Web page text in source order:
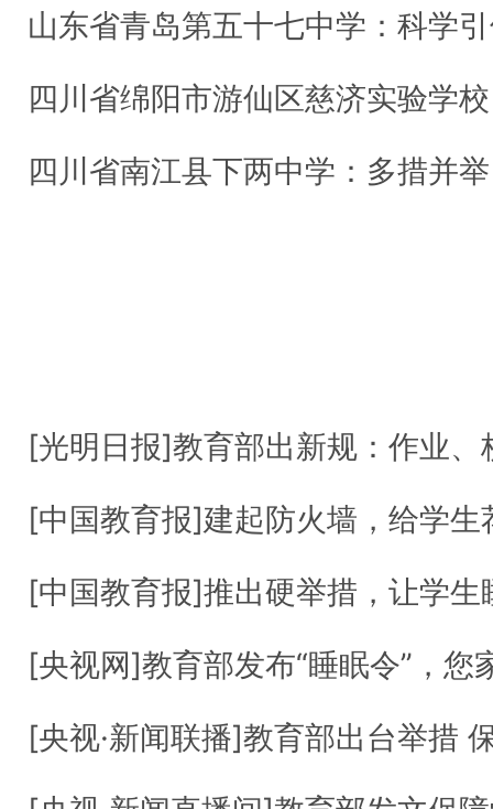
山东省青岛第五十七中学：科学引领 助力
四川省绵阳市游仙区慈济实验学校：从睡眠做起，
四川省南江县下两中学：多措并
[光明日报]教育部出新规：作业、校外培训
[中国教育报]建起防火墙，给学生
[中国教育报]推出硬举措，让学生
[央视网]教育部发布“睡眠令”，您家孩子
[央视·新闻联播]教育部出台举措 保